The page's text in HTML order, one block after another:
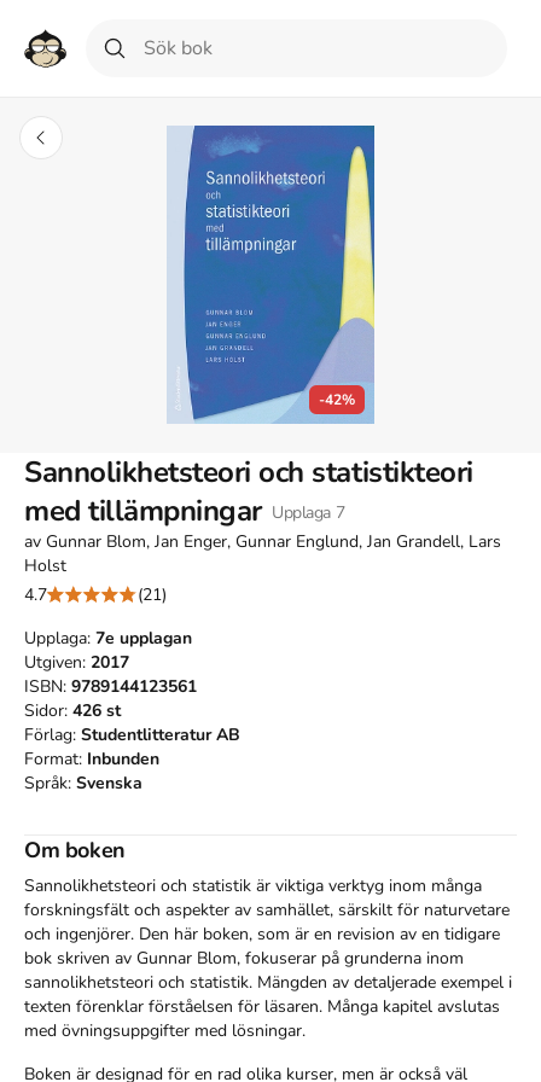
-42%
Sannolikhetsteori och statistikteori
med tillämpningar Upplaga 7
av Gunnar Blom, Jan Enger, Gunnar Englund, Jan Grandell, Lars
Holst
4.7
(21)
Upplaga: 7e upplagan
Utgiven: 2017
ISBN: 9789144123561
Sidor: 426 st
Förlag: Studentlitteratur AB
Format: Inbunden
Språk: Svenska
Om boken
Sannolikhetsteori och statistik är viktiga verktyg inom många
forskningsfält och aspekter av samhället, särskilt för naturvetare
och ingenjörer. Den här boken, som är en revision av en tidigare
bok skriven av Gunnar Blom, fokuserar på grunderna inom
sannolikhetsteori och statistik. Mängden av detaljerade exempel i
texten förenklar förståelsen för läsaren. Många kapitel avslutas
med övningsuppgifter med lösningar.
Boken är designad för en rad olika kurser, men är också väl